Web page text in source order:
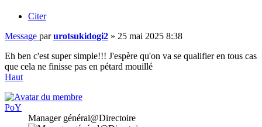
Citer
Message parurotsukidogi2 » 25 mai 2025 8:38
Eh ben c'est super simple!!! J'espère qu'on va se qualifier en tous cas
que cela ne finisse pas en pétard mouillé
Haut
PoY
Manager général@Directoire